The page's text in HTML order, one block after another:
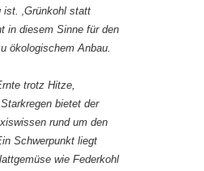
ist. ‚Grünkohl statt
in diesem Sinne für den
ökologischem Anbau.
trotz Hitze,
bietet der
rund um den
Schwerpunkt liegt
wie Federkohl